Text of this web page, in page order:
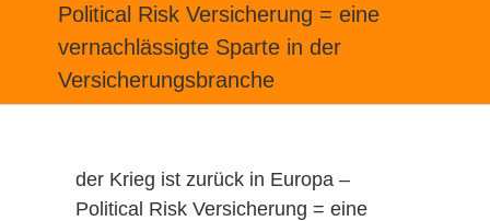
Political Risk Versicherung = eine
vernachlässigte Sparte in der
Versicherungsbranche
der Krieg ist zurück in Europa –
Political Risk Versicherung = eine